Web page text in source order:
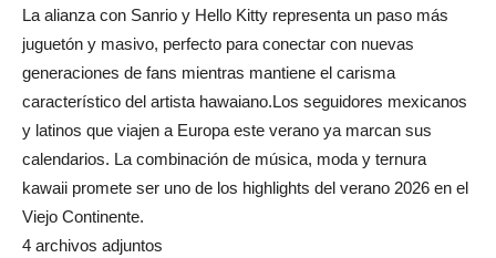
La alianza con Sanrio y Hello Kitty representa un paso más
juguetón y masivo, perfecto para conectar con nuevas
generaciones de fans mientras mantiene el carisma
característico del artista hawaiano.Los seguidores mexicanos
y latinos que viajen a Europa este verano ya marcan sus
calendarios. La combinación de música, moda y ternura
kawaii promete ser uno de los highlights del verano 2026 en el
Viejo Continente.
4 archivos adjuntos